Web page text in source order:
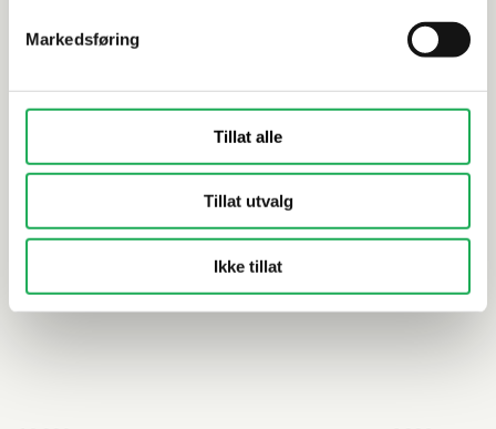
Markedsføring
Tillat alle
Tillat utvalg
Ikke tillat
BEGURSA, Støpejern
SOAK
Surface),